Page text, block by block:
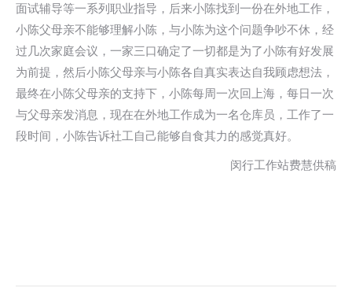
面试辅导等一系列职业指导，后来小陈找到一份在外地工作，
小陈父母亲不能够理解小陈，与小陈为这个问题争吵不休，经
过几次家庭会议，一家三口确定了一切都是为了小陈有好发展
为前提，然后小陈父母亲与小陈各自真实表达自我顾虑想法，
最终在小陈父母亲的支持下，小陈每周一次回上海，每日一次
与父母亲发消息，现在在外地工作成为一名仓库员，工作了一
段时间，小陈告诉社工自己能够自食其力的感觉真好。
闵行工作站费慧供稿